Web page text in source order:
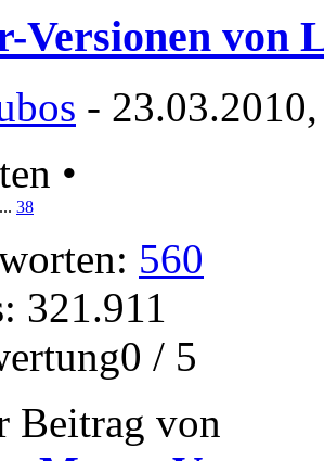
Versionen von
-
•
... 38
560
321.911
/ 5
Beitrag von